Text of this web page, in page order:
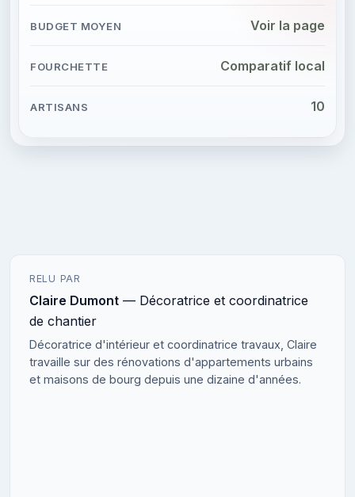
Voir la page
Comparatif local
10
RELU PAR
Claire Dumont — Décoratrice et coordinatrice
de chantier
Décoratrice d'intérieur et coordinatrice travaux, Claire
travaille sur des rénovations d'appartements urbains
et maisons de bourg depuis une dizaine d'années.